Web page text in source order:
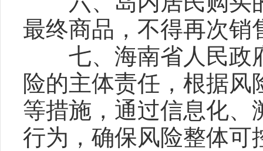
最终商品，不得再次销
七、海南省人民政府
险的主体责任，根据
等措施，通过信息化、
行为，确保风险整体可